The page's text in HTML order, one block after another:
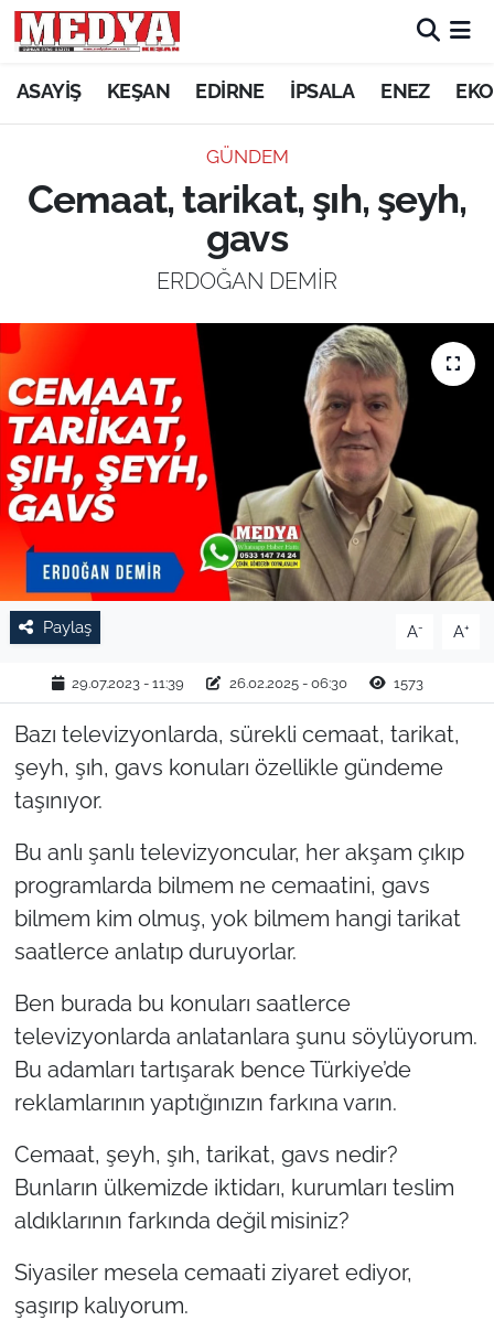
ASAYİŞ KEŞAN EDİRNE İPSALA ENEZ
GÜNDEM
Cemaat, tarikat, şıh, şeyh,
gavs
ERDOĞAN DEMİR
Paylaş A- A+
29.07.2023 - 11:39 26.02.2025 - 06:30 1573
Bazı televizyonlarda, sürekli cemaat, tarikat,
şeyh, şıh, gavs konuları özellikle gündeme
taşınıyor.
Bu anlı şanlı televizyoncular, her akşam çıkıp
programlarda bilmem ne cemaatini, gavs
bilmem kim olmuş, yok bilmem hangi tarikat
saatlerce anlatıp duruyorlar.
Ben burada bu konuları saatlerce
televizyonlarda anlatanlara şunu söylüyorum.
Bu adamları tartışarak bence Türkiye’de
reklamlarının yaptığınızın farkına varın.
Cemaat, şeyh, şıh, tarikat, gavs nedir?
Bunların ülkemizde iktidarı, kurumları teslim
aldıklarının farkında değil misiniz?
Siyasiler mesela cemaati ziyaret ediyor,
şaşırıp kalıyorum.
KEŞAN
ASAYİŞ
SAĞLIK
EĞİTİM
TARIM VE HAYVANCILIK
KÜLTÜR SANAT
RESMİ İLAN
SPOR
YAŞAM
EDİRNE
TEKİRDAĞ
KIRKLARELİ
TÜRKİYE
Bölge
Güvenlik
Genel
Politika
Flaş Haber